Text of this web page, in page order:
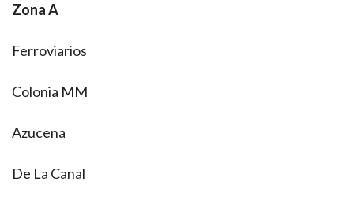
Zona A
Ferroviarios
Colonia MM
Azucena
De La Canal